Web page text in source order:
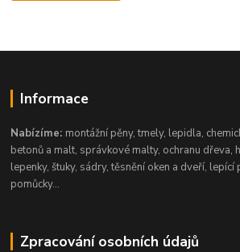
Informace
Nabízíme: montážní pěny, tmely, lepidla,
betonů a malt, správkové malty, ochranu dřeva,
lepenky, štuky, sádry, těsnění oken a dveří,
pomůcky...
Zpracování osobních údajů